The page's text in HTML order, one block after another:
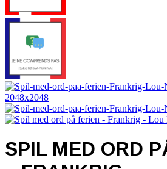
SPIL MED ORD